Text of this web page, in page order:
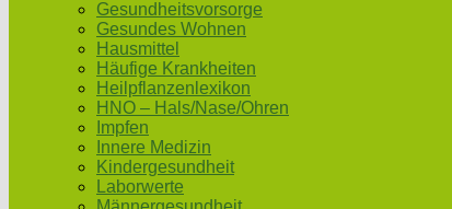
Gesundheitsvorsorge
Gesundes Wohnen
Hausmittel
Häufige Krankheiten
Heilpflanzenlexikon
HNO – Hals/Nase/Ohren
Impfen
Innere Medizin
Kindergesundheit
Laborwerte